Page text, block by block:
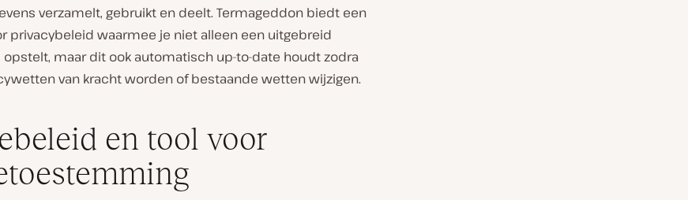
verzamelt, gebruikt en deelt. Termageddon biedt een
privacybeleid waarmee je niet alleen een uitgebreid
maar dit ook automatisch up-to-date houdt zodra
van kracht worden of bestaande wetten wijzigen.
en tool voor